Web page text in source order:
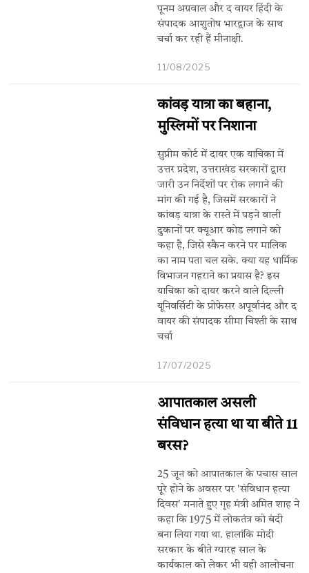
पूनम अग्रवाल और द वायर हिंदी के
संपादक आशुतोष भारद्वाज के साथ
चर्चा कर रही हैं मीनाक्षी.
11/08/2025
कांवड़ यात्रा का बहाना,
मुस्लिमों पर निशाना
सुप्रीम कोर्ट में दायर एक याचिका में
उत्तर प्रदेश, उत्तराखंड सरकारों द्वारा
जारी उन निर्देशों पर रोक लगाने की
मांग की गई है, जिसमें सरकारों ने
कांवड़ यात्रा के रास्ते में पड़ने वाली
दुकानों पर क्यूआर कोड लगाने को
कहा है, जिसे स्कैन करने पर मालिक
का नाम पता चल सके. क्या यह धार्मिक
विभाजन गहराने का प्रयास है? इस
याचिका को दायर करने वाले दिल्ली
यूनिवर्सिटी के प्रोफेसर अपूर्वानंद और द
वायर की संपादक सीमा चिश्ती के साथ
चर्चा
17/07/2025
आपातकाल असली
संविधान हत्या था या बीते 11
बरस?
25 जून को आपातकाल के पचास साल
पूरे होने के अवसर पर 'संविधान हत्या
दिवस' मनाते हुए गृह मंत्री अमित शाह ने
कहा कि 1975 में लोकतंत्र को बंदी
बना लिया गया था. हालांकि मोदी
सरकार के बीते ग्यारह साल के
कार्यकाल को लेकर भी यही आलोचना